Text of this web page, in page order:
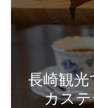
長崎観光
カス